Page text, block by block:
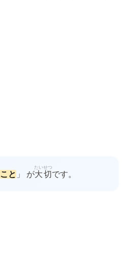
と 」 が大切
たいせつ
です。